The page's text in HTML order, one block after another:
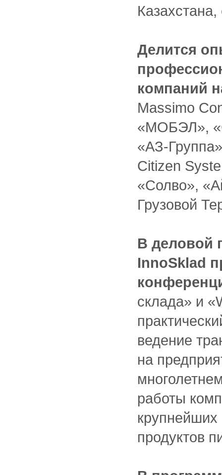
Делится
компаний
Massimo
«МОБЭЛ»,
«АЗ-
Citizen
«Солво»,
Грузовой
В деловой
InnoSklad
склада» и
ведение
на
работы
крупнейших
продуктов